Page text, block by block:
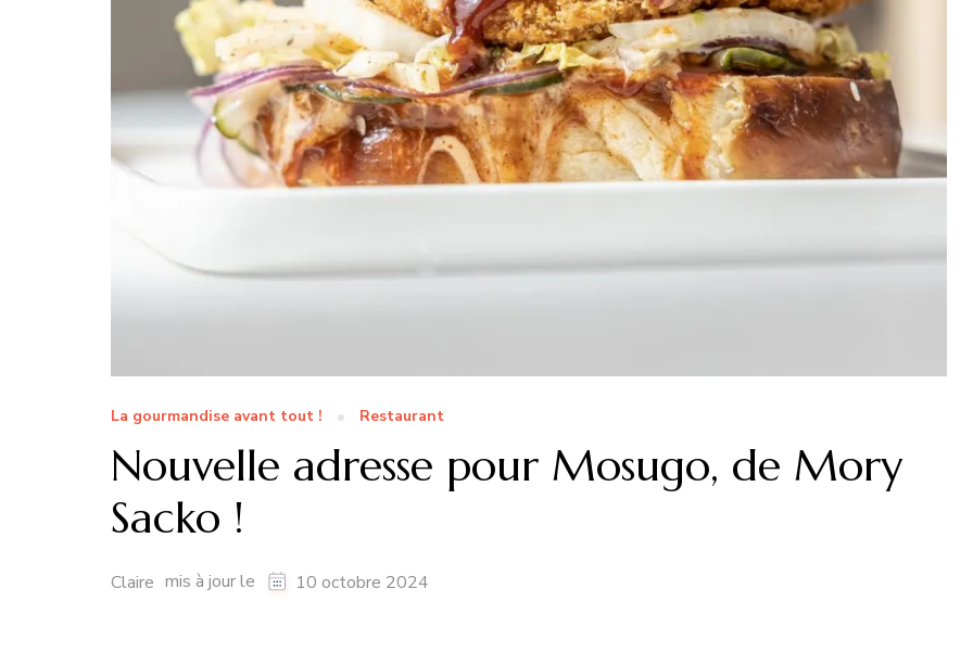
La gourmandise avant tout ! Restaurant
Nouvelle adresse pour Mosugo, de Mory
Sacko !
Claire mis à jour le 10 octobre 2024